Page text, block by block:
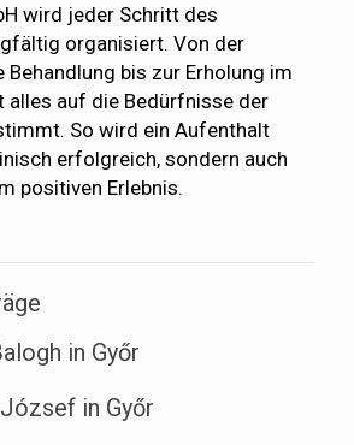
wird jeder Schritt des
organisiert. Von der
Behandlung bis zur Erholung im
alles auf die Bedürfnisse der
So wird ein Aufenthalt
erfolgreich, sondern auch
positiven Erlebnis.
in Győr
in Győr